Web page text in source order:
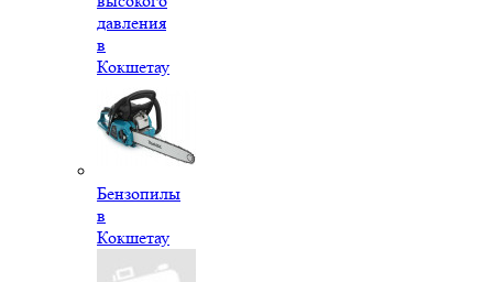
давления
в
Кокшетау
Бензопилы
в
Кокшетау